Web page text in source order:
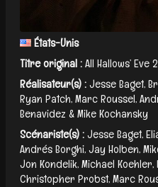
États-Unis
Titre original :All Hallows’ Eve 2
Réalisateur(s) :Jesse Baget,
Ryan Patch, Marc Roussel,
Benavidez & Mike Kochansky
Scénariste(s) :Jesse Baget,
Andrés Borghi, Jay Holben,
Jon Kondelik, Michael
Christopher Probst, Marc